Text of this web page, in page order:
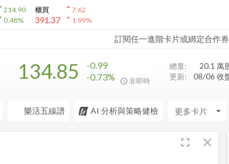
214.90
0.48%
櫃買
391.37
arrow_drop_up7.62
arrow_drop_up1.99%
訂閱任一進階卡片或綁定合作
134.85
-0.99
-0.73%
非即時
總量: 20.1 萬
更新:
08/06 收
樂活五線譜 AI 分析與策略健檢 arrow_drop_down
fullscreen close